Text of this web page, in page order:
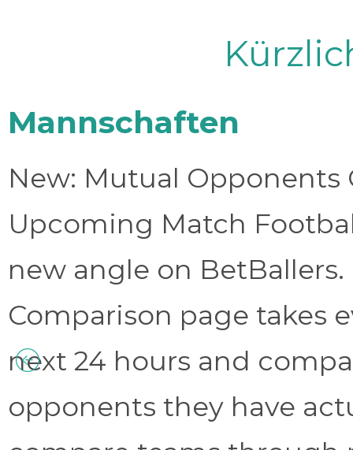
Mannschaften
New: Mutual Opponents
Upcoming Match
new angle on
Comparison page takes
next 24 hours and
opponents they have